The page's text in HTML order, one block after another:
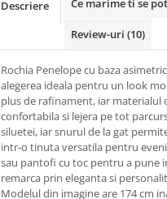
Descriere Ce marime ti se
Review-uri (10)
Rochia Penelope cu baza
alegerea ideala pentru un look
plus de rafinament, iar materialul
confortabila si lejera pe tot
siluetei, iar snurul de la gat
intr-o tinuta versatila pentru
sau pantofi cu toc pentru a pune
remarca prin eleganta si
Modelul din imagine are 174 cm